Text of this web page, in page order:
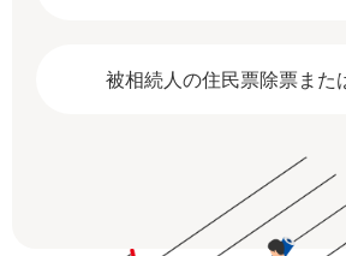
被相続人の住民票除票また